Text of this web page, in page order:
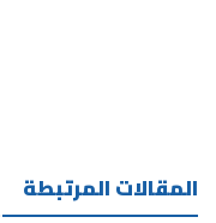
المقالات المرتبطة